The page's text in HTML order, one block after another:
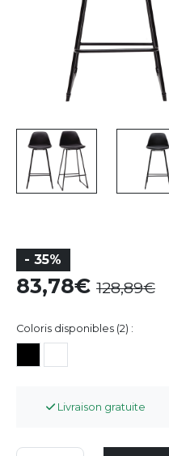
- 35%
83,78 128,89
Coloris disponibles (2) :
Livraison gratuite